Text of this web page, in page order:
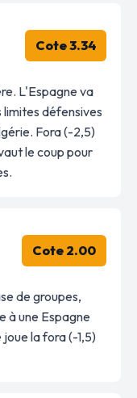
Cote 3.34
L'Espagne va
défensives
Fora (-2,5)
le coup pour
Cote 2.00
de groupes,
à une Espagne
la fora (-1,5)